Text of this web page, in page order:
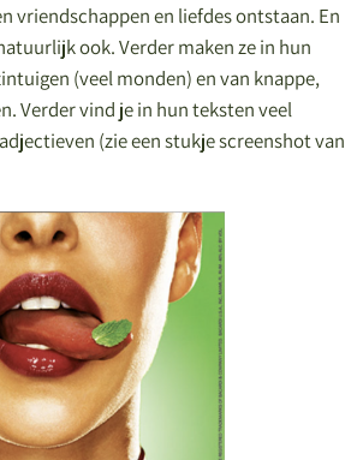
vriendschappen en liefdes ontstaan. En
ook. Verder maken ze in hun
(veel monden) en van knappe,
Verder vind je in hun teksten veel
(zie een stukje screenshot van